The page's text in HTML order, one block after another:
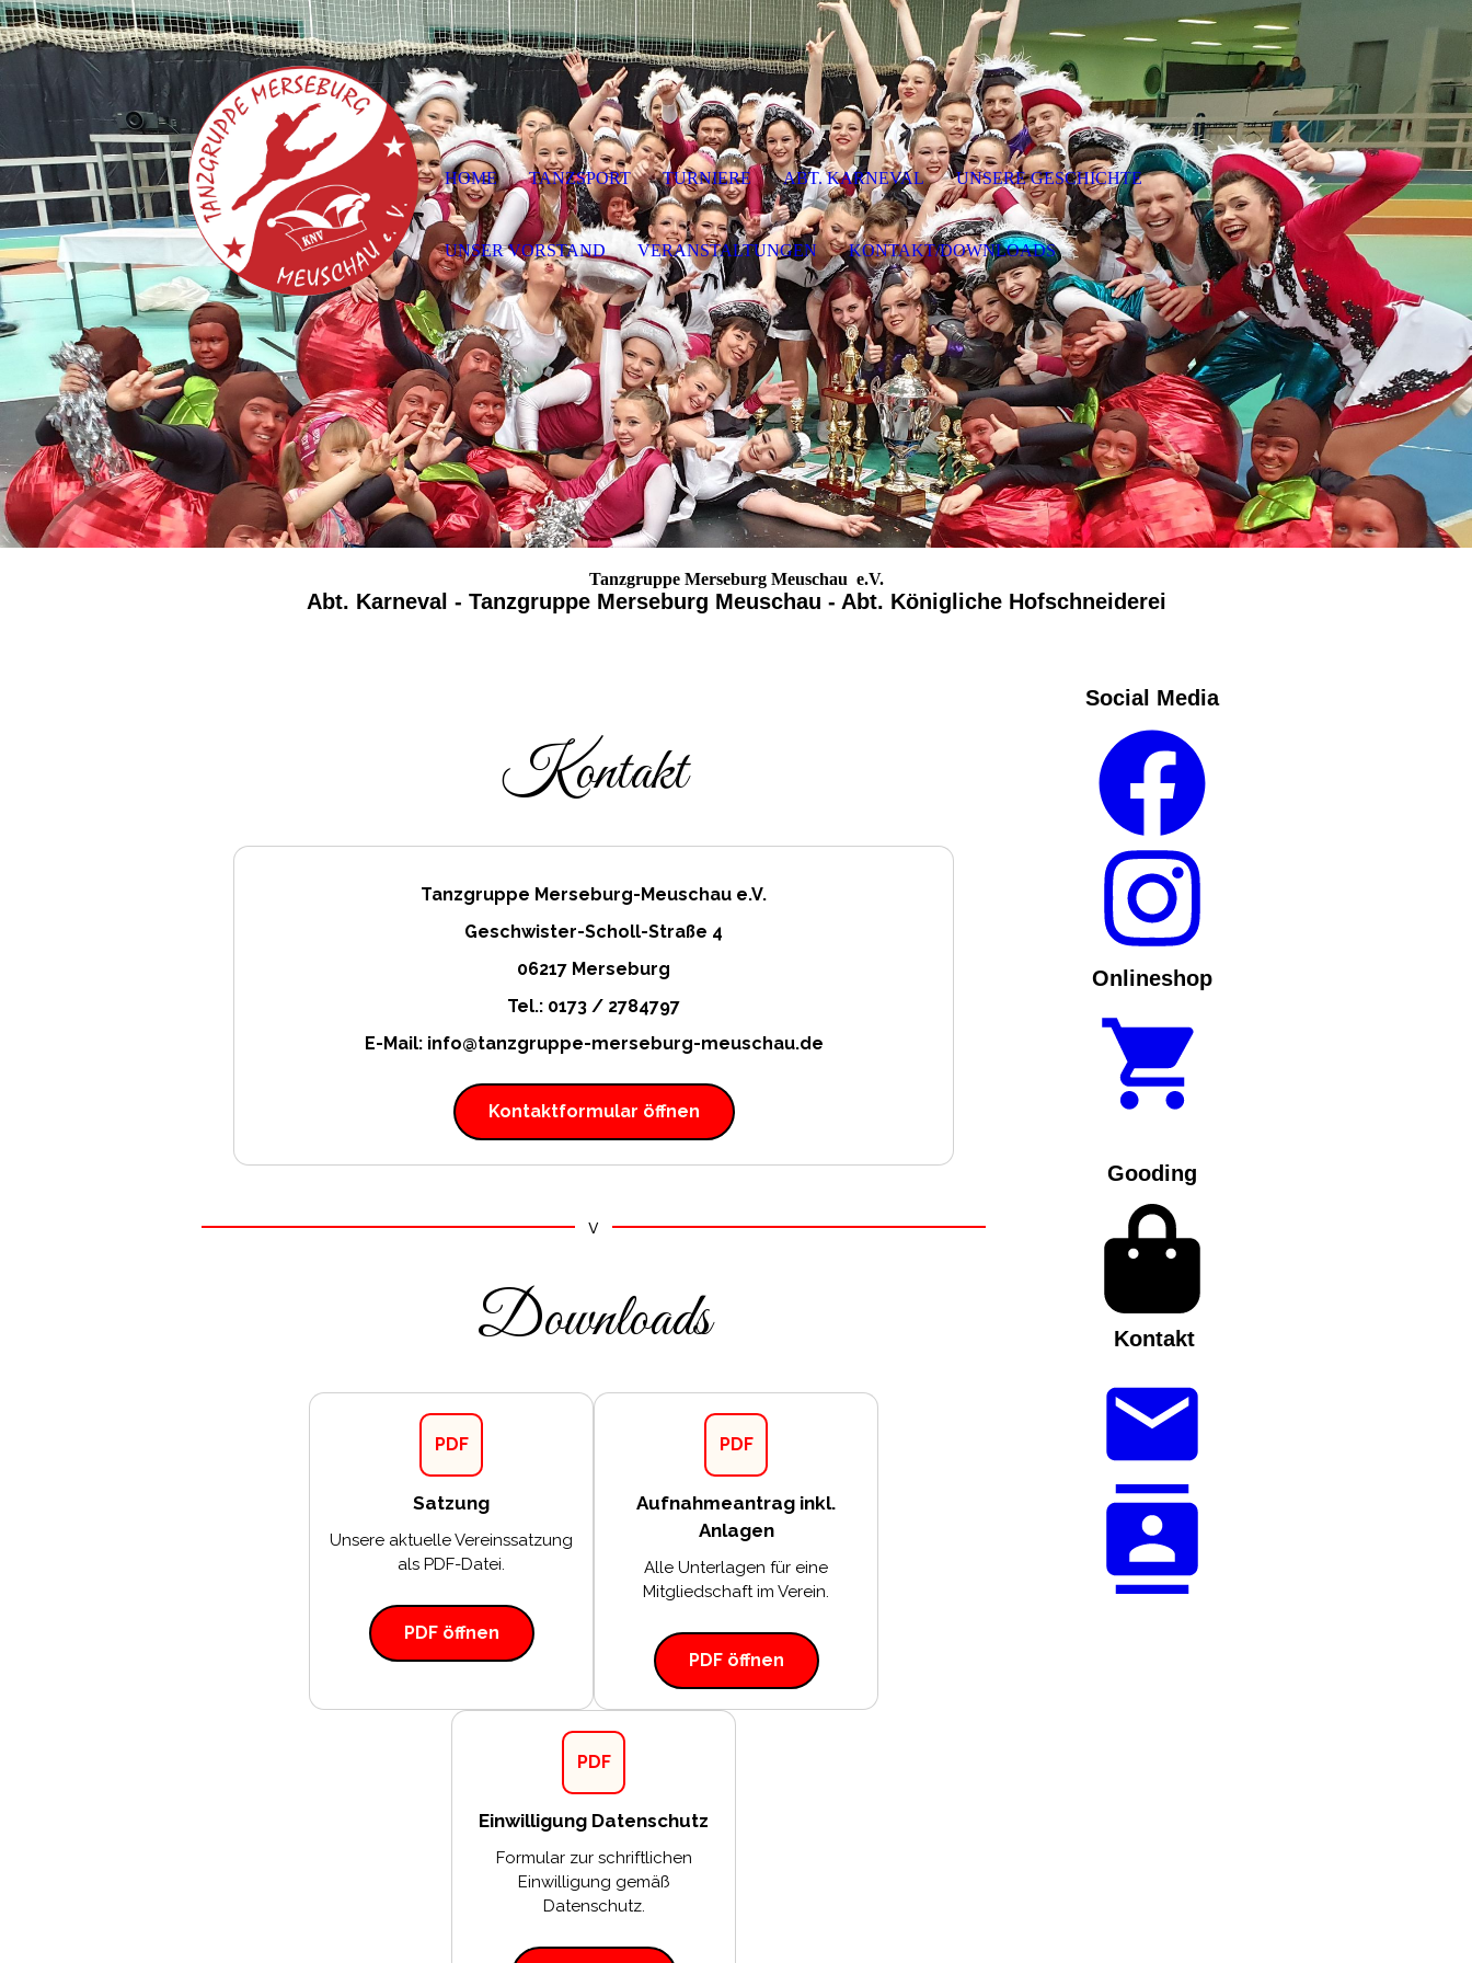
Tanzgruppe Merseburg Meuschau e.V.
Abt. Karneval - Tanzgruppe Merseburg Meuschau - Abt. Königliche Hofschneiderei
Social Media
Onlineshop
Gooding
Kontakt
HOME TANZSPORT TURNIERE ABT. KARNEVAL UNSERE GESCHICHTE
UNSER VORSTAND VERANSTALTUNGEN KONTAKT/DOWNLOADS